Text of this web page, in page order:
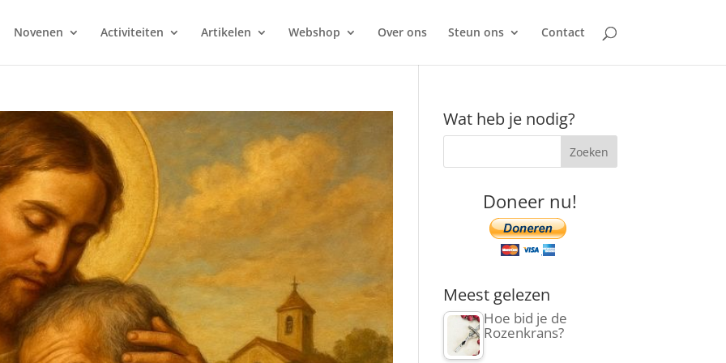
Novenen Activiteiten Artikelen Webshop Over ons Steun ons Contact
Wat heb je nodig?
Doneer nu!
Meest gelezen
Hoe bid je de
Rozenkrans?